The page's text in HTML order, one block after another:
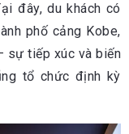
đây, du khách có
phố cảng Kobe,
sự tiếp xúc và biến
tổ chức định kỳ